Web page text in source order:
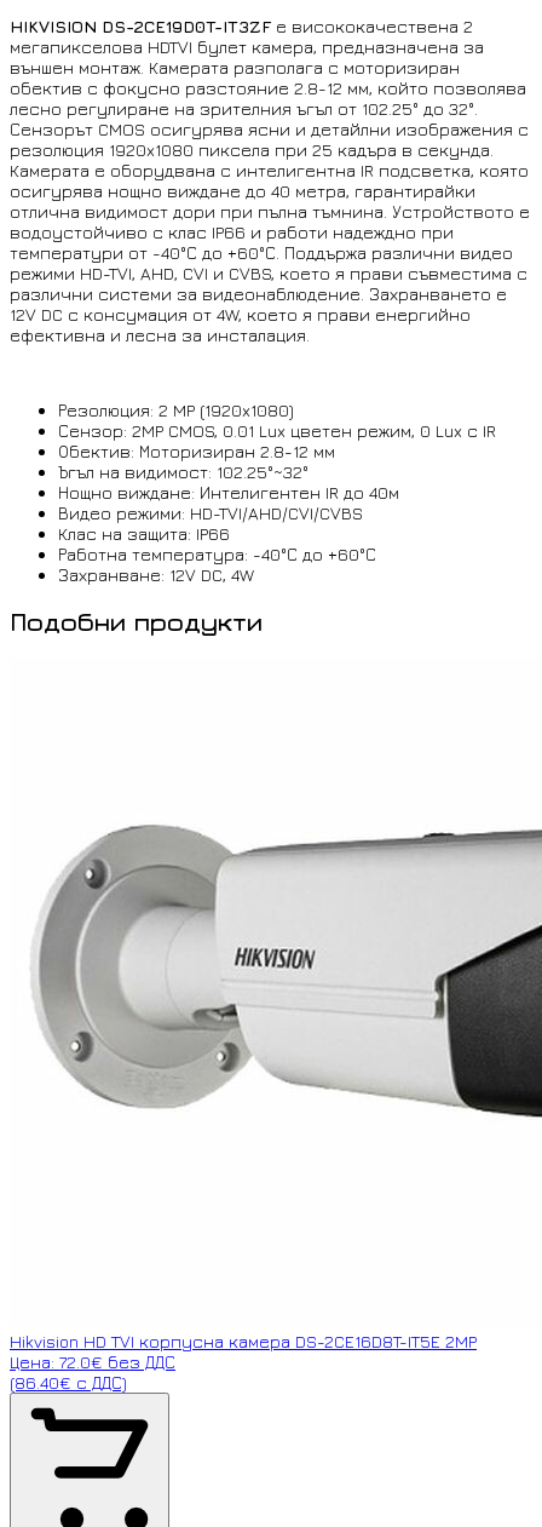
HIKVISION DS-2CE19D0T-IT3ZF е висококачествена 2
мегапикселова HDTVI булет камера, предназначена за
външен монтаж. Камерата разполага с моторизиран
обектив с фокусно разстояние 2.8-12 мм, който позволява
лесно регулиране на зрителния ъгъл от 102.25° до 32°.
Сензорът CMOS осигурява ясни и детайлни изображения с
резолюция 1920x1080 пиксела при 25 кадъра в секунда.
Камерата е оборудвана с интелигентна IR подсветка, която
осигурява нощно виждане до 40 метра, гарантирайки
отлична видимост дори при пълна тъмнина. Устройството е
водоустойчиво с клас IP66 и работи надеждно при
температури от -40°С до +60°С. Поддържа различни видео
режими HD-TVI, AHD, CVI и CVBS, което я прави съвместима с
различни системи за видеонаблюдение. Захранването е
12V DC с консумация от 4W, което я прави енергийно
ефективна и лесна за инсталация.
Резолюция: 2 MP (1920x1080)
Сензор: 2MP CMOS, 0.01 Lux цветен режим, 0 Lux с IR
Обектив: Моторизиран 2.8-12 мм
Ъгъл на видимост: 102.25°~32°
Нощно виждане: Интелигентен IR до 40м
Видео режими: HD-TVI/AHD/CVI/CVBS
Клас на защита: IP66
Работна температура: -40°С до +60°С
Захранване: 12V DC, 4W
Подобни продукти
Hikvision HD TVI корпусна камера DS-2CE16D8T-IT5E 2MP
Цена: 72.0€ без ДДС
(86.40€ с ДДС)